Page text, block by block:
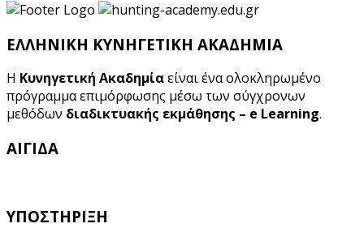
ΕΛΛΗΝΙΚΗ ΚΥΝΗΓΕΤΙΚΗ ΑΚΑΔΗΜΙΑ
Η Κυνηγετική Ακαδημίαείναι ένα ολοκληρωμένο
πρόγραμμα επιμόρφωσης μέσω των σύγχρονων
μεθόδων διαδικτυακής εκμάθησης – e Learning.
ΑΙΓΙΔΑ
ΥΠΟΣΤΗΡΙΞΗ